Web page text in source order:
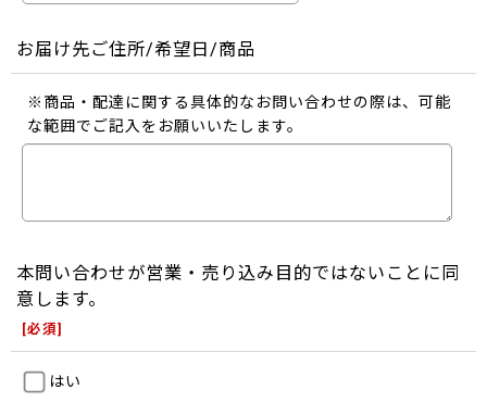
お届け先ご住所/希望日/商品
※商品・配達に関する具体的なお問い合わせの際は、可能
な範囲でご記入をお願いいたします。
本問い合わせが営業・売り込み目的ではないことに同
意します。
[必須]
はい